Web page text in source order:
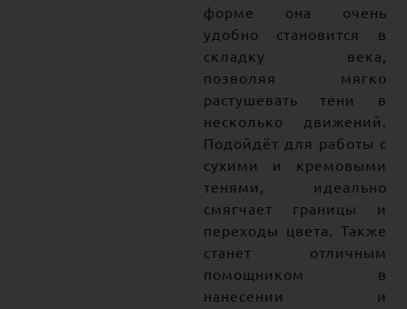
форме она очень
удобно становится в
складку века,
позволяя мягко
растушевать тени в
несколько движений.
Подойдёт для работы с
сухими и кремовыми
тенями, идеально
смягчает границы и
переходы цвета. Также
станет отличным
помощником в
нанесении и